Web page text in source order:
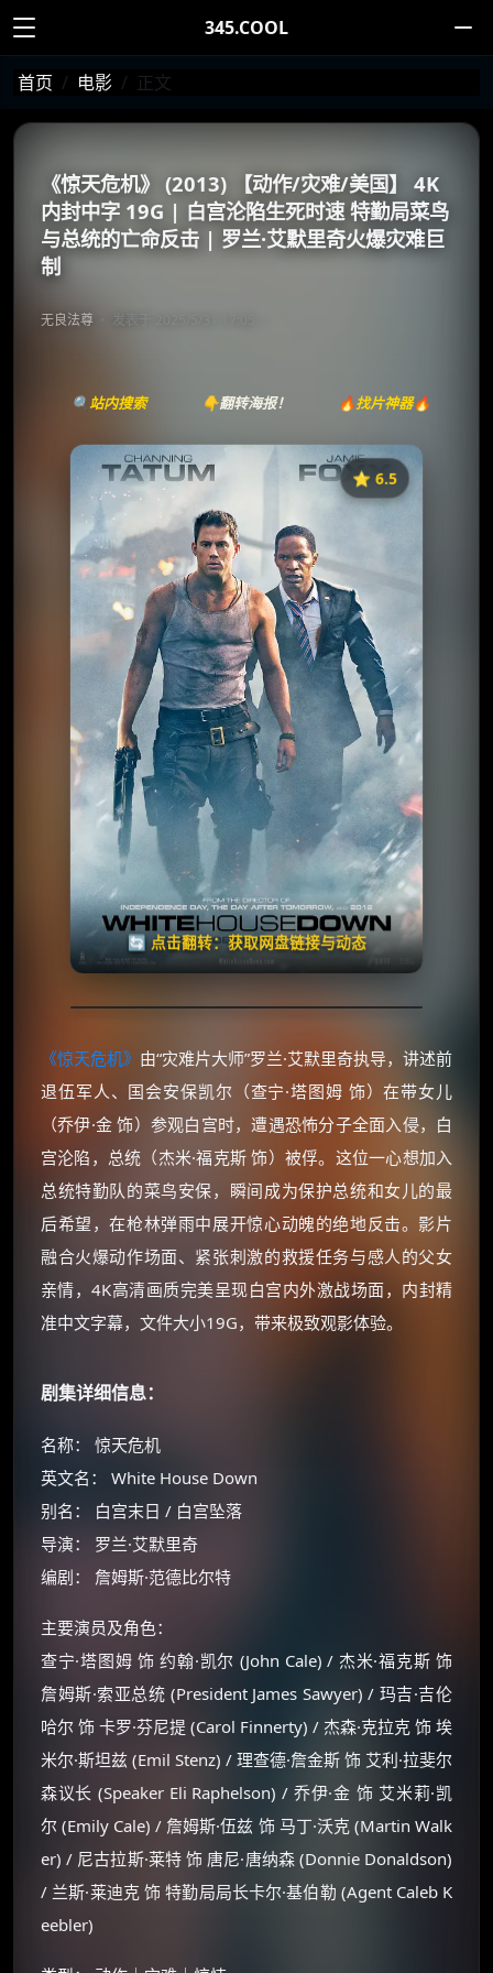
345.COOL
首页 电影 正文
《惊天危机》 (2013) 【动作/灾难/美国】 4K
内封中字 19G | 白宫沦陷生死时速 特勤局菜鸟
与总统的亡命反击 | 罗兰·艾默里奇火爆灾难巨
制
无良法尊 发表于 2025/5/31 17:05
🔍站内搜索 👇翻转海报！ 🔥找片神器🔥
⭐️ 6.5
🔄 点击翻转：获取网盘链接与动态
《惊天危机》
收藏
⭐️ 评分：6.5 | 🎬 2013年
夸克网盘
失效请反馈
🧧️
天天领红包
《惊天危机》 由“灾难片大师”罗兰·艾默里奇执导，讲述前
退伍军人、国会安保凯尔（查宁·塔图姆 饰）在带女儿
（乔伊·金 饰）参观白宫时，遭遇恐怖分子全面入侵，白
宫沦陷，总统（杰米·福克斯 饰）被俘。这位一心想加入
总统特勤队的菜鸟安保，瞬间成为保护总统和女儿的最
后希望，在枪林弹雨中展开惊心动魄的绝地反击。影片
融合火爆动作场面、紧张刺激的救援任务与感人的父女
亲情，4K高清画质完美呈现白宫内外激战场面，内封精
准中文字幕，文件大小19G，带来极致观影体验。
剧集详细信息：
名称： 惊天危机
英文名： White House Down
别名： 白宫末日 / 白宫坠落
导演： 罗兰·艾默里奇
编剧： 詹姆斯·范德比尔特
主要演员及角色：
查宁·塔图姆 饰 约翰·凯尔 (John Cale) / 杰米·福克斯 饰
詹姆斯·索亚总统 (President James Sawyer) / 玛吉·吉伦
哈尔 饰 卡罗·芬尼提 (Carol Finnerty) / 杰森·克拉克 饰 埃
米尔·斯坦兹 (Emil Stenz) / 理查德·詹金斯 饰 艾利·拉斐尔
森议长 (Speaker Eli Raphelson) / 乔伊·金 饰 艾米莉·凯
尔 (Emily Cale) / 詹姆斯·伍兹 饰 马丁·沃克 (Martin Walk
er) / 尼古拉斯·莱特 饰 唐尼·唐纳森 (Donnie Donaldson)
/ 兰斯·莱迪克 饰 特勤局局长卡尔·基伯勒 (Agent Caleb K
eebler)